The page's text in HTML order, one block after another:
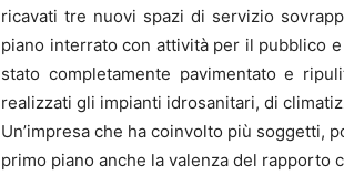
ricavati tre nuovi spazi di servizio
piano interrato con attività per il pubblico
stato completamente pavimentato e
realizzati gli impianti idrosanitari, di
Un’impresa che ha coinvolto più soggetti,
primo piano anche la valenza del rapporto